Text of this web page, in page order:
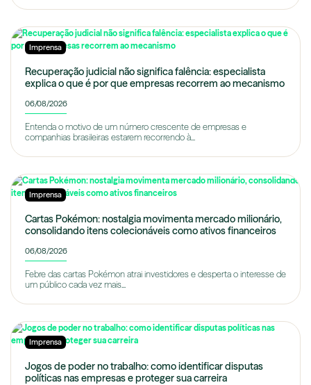
Imprensa
Recuperação judicial não significa falência: especialista
explica o que é por que empresas recorrem ao mecanismo
06/08/2026
Entenda o motivo de um número crescente de empresas e
companhias brasileiras estarem recorrendo à...
Imprensa
Cartas Pokémon: nostalgia movimenta mercado milionário,
consolidando itens colecionáveis como ativos financeiros
06/08/2026
Febre das cartas Pokémon atrai investidores e desperta o interesse de
um público cada vez mais...
Imprensa
Jogos de poder no trabalho: como identificar disputas
políticas nas empresas e proteger sua carreira